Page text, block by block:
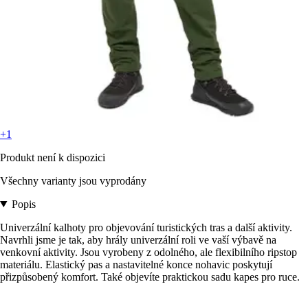
+1
Produkt není k dispozici
Všechny varianty jsou vyprodány
Popis
Univerzální kalhoty pro objevování turistických tras a další aktivity.
Navrhli jsme je tak, aby hrály univerzální roli ve vaší výbavě na
venkovní aktivity. Jsou vyrobeny z odolného, ale flexibilního ripstop
materiálu. Elastický pas a nastavitelné konce nohavic poskytují
přizpůsobený komfort. Také objevíte praktickou sadu kapes pro ruce.